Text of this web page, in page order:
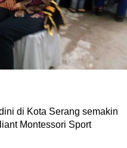
di Kota Serang semakin
Montessori Sport